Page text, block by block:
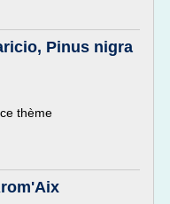
Pinus nigra
thème